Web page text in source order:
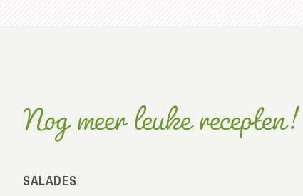
Nog meer leuke recepten!
SALADES